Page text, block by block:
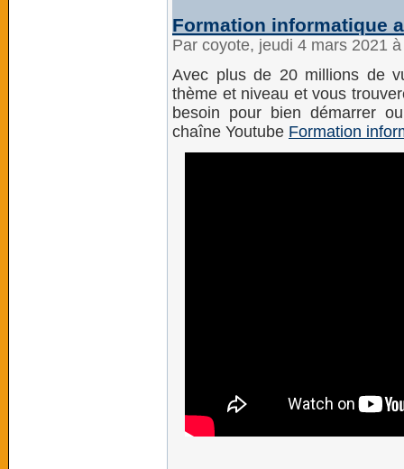
Formation informatique
Par coyote, jeudi 4 mars 2021
Avec plus de 20 millions de
thème et niveau et vous
besoin pour bien démarrer
chaîne Youtube Formation